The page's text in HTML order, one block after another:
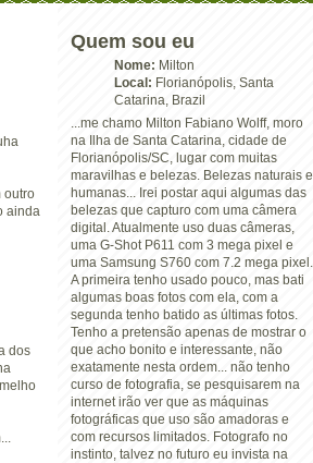
outro
ainda
dos
Quem sou eu
Nome: Milton
Local: Florianópolis, Santa
Catarina, Brazil
...me chamo Milton Fabiano Wolff, moro
na Ilha de Santa Catarina, cidade de
Florianópolis/SC, lugar com muitas
maravilhas e belezas. Belezas naturais e
humanas... Irei postar aqui algumas das
belezas que capturo com uma câmera
digital. Atualmente uso duas câmeras,
uma G-Shot P611 com 3 mega pixel e
uma Samsung S760 com 7.2 mega pixel.
A primeira tenho usado pouco, mas bati
algumas boas fotos com ela, com a
segunda tenho batido as últimas fotos.
Tenho a pretensão apenas de mostrar o
que acho bonito e interessante, não
exatamente nesta ordem... não tenho
curso de fotografia, se pesquisarem na
internet irão ver que as máquinas
fotográficas que uso são amadoras e
com recursos limitados. Fotografo no
instinto, talvez no futuro eu invista na